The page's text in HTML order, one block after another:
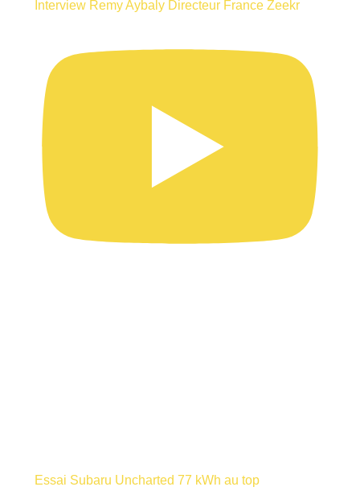
Interview Remy Aybaly Directeur France Zeekr
Essai Subaru Uncharted 77 kWh au top